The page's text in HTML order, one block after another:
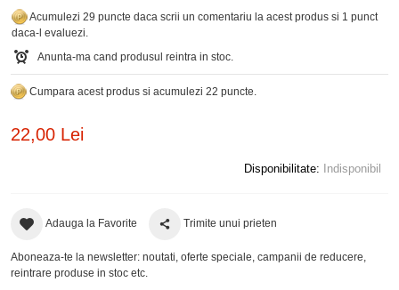
Acumulezi 29 puncte daca scrii un comentariu la acest produs si 1 punct
daca-l evaluezi.
Anunta-ma cand produsul reintra in stoc.
Cumpara acest produs si acumulezi 22 puncte.
22,00 Lei
Disponibilitate: Indisponibil
Adauga la Favorite Trimite unui prieten
Aboneaza-te la newsletter: noutati, oferte speciale, campanii de reducere,
reintrare produse in stoc etc.